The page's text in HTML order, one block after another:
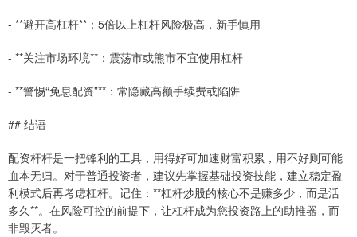
- **避开高杠杆**：5倍以上杠杆风险极高，新手慎用
- **关注市场环境**：震荡市或熊市不宜使用杠杆
- **警惕“免息配资”**：常隐藏高额手续费或陷阱
## 结语
配资杆杆是一把锋利的工具，用得好可加速财富积累，用不好则可能
血本无归。对于普通投资者，建议先掌握基础投资技能，建立稳定盈
利模式后再考虑杠杆。记住：**杠杆炒股的核心不是赚多少，而是活
多久**。在风险可控的前提下，让杠杆成为您投资路上的助推器，而
非毁灭者。